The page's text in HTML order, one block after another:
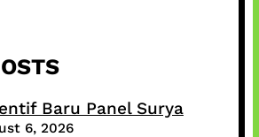
Baru Panel Surya
6, 2026